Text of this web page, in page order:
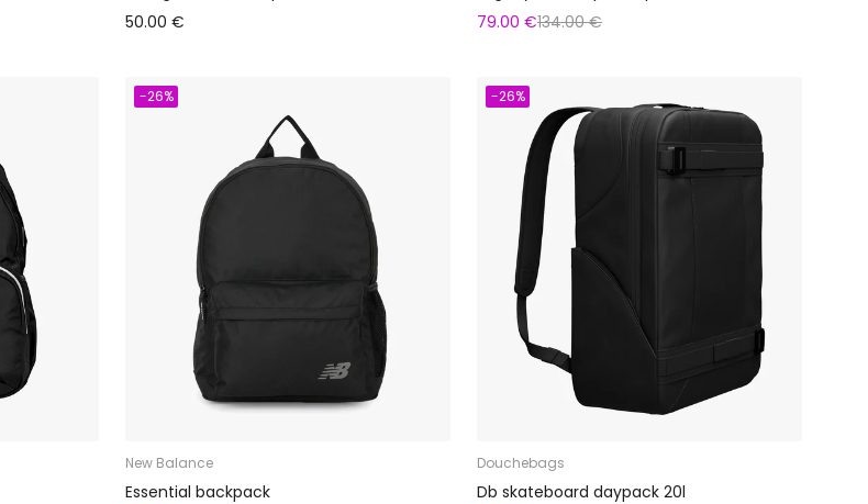
50.00 €
79.00 €134.00 €
-26%
New Balance
Essential backpack
-26%
Douchebags
Db skateboard daypack 20l